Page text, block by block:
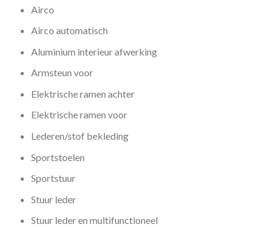
Airco
Airco automatisch
Aluminium interieur afwerking
Armsteun voor
Elektrische ramen achter
Elektrische ramen voor
Lederen/stof bekleding
Sportstoelen
Sportstuur
Stuur leder
Stuur leder en multifunctioneel